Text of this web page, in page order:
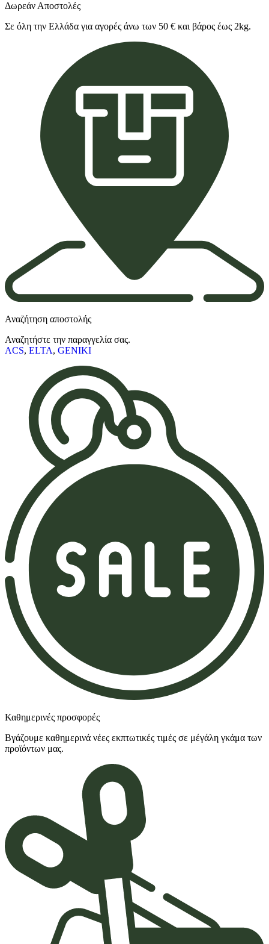
Δωρεάν Αποστολές
Σε όλη την Ελλάδα για αγορές άνω των 50 € και βάρος έως 2kg.
Αναζήτηση αποστολής
Αναζητήστε την παραγγελία σας.
ACS, ELTA, GENIKI
Καθημερινές προσφορές
Βγάζουμε καθημερινά νέες εκπτωτικές τιμές σε μέγάλη γκάμα των
προϊόντων μας.